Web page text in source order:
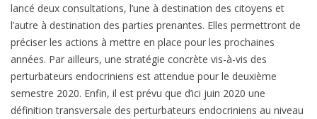
lancé deux consultations, l’une à destination des citoyens et
l’autre à destination des parties prenantes. Elles permettront de
préciser les actions à mettre en place pour les prochaines
années. Par ailleurs, une stratégie concrète vis-à-vis des
perturbateurs endocriniens est attendue pour le deuxième
semestre 2020. Enfin, il est prévu que d’ici juin 2020 une
définition transversale des perturbateurs endocriniens au niveau